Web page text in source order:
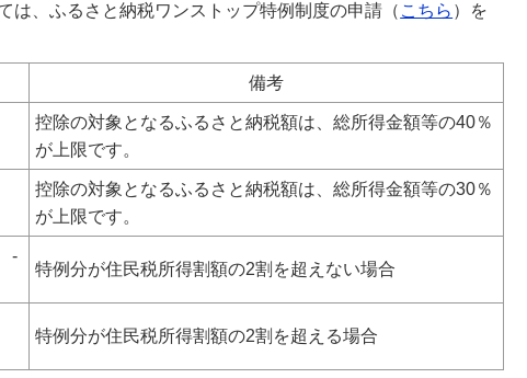
は、ふるさと納税ワンストップ特例制度の申請（ こちら ）を
備考
控除の対象となるふるさと納税額は、総所得金額等の40％
が上限です。
控除の対象となるふるさと納税額は、総所得金額等の30％
が上限です。
-
特例分が住民税所得割額の2割を超えない場合
特例分が住民税所得割額の2割を超える場合